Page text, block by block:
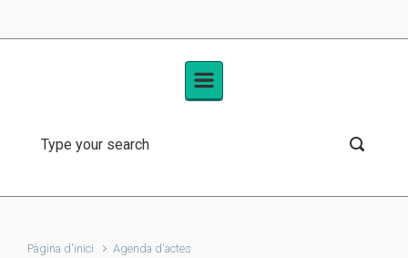
Pàgina d'inici
Agenda d'actes